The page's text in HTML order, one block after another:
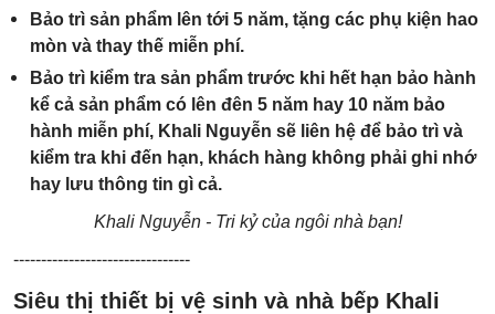
Bảo trì sản phẩm lên tới 5 năm, tặng các phụ kiện hao
mòn và thay thế miễn phí.
Bảo trì kiểm tra sản phẩm trước khi hết hạn bảo hành
kể cả sản phẩm có lên đên 5 năm hay 10 năm bảo
hành miễn phí, Khali Nguyễn sẽ liên hệ để bảo trì và
kiểm tra khi đến hạn, khách hàng không phải ghi nhớ
hay lưu thông tin gì cả.
Khali Nguyễn - Tri kỷ của ngôi nhà bạn!
--------------------------------
Siêu thị thiết bị vệ sinh và nhà bếp Khali